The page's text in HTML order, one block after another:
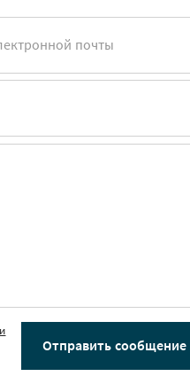
почты
Отправить сообщение